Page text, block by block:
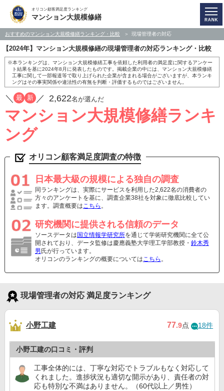
オリコン顧客満足度ランキング
マンション大規模修繕
おすすめのマンション大規模修繕ランキング・比較 現場管理者の対応
【2024年】マンション大規模修繕の現場管理者の対応ランキング・比較
※本ランキングは、マンション大規模修繕工事を依頼した利用者の満足度に関するアンケー
ト結果を基に2024年8月に発表したものです。掲載企業の中には、マンション大規模修繕
工事に関して一部報道等で取り上げられた企業が含まれる場合がございますが、本ランキ
ングはその事実関係や違法性の有無を判断・評価するものではございません。
／ 最 新 ／ 2,622名が選んだ
マンション大規模修繕ランキ
ング
オリコン顧客満足度調査の特徴
日本最大級の規模による独自の調査
同ランキングは、実際にサービスを利用した2,622名の消費者の
方々のアンケートを基に、調査企業38社を対象に徹底比較してい
ます。調査概要はこちら 。
研究機関に提供される信頼のデータ
ソースデータは 国立情報学研究所を通じて学術研究機関に全て公
開されており、データ監修は慶應義塾大学理工学部教授・ 鈴木秀
男 氏が行っています。
オリコンのランキングの概要についてはこちら 。
現場管理者の対応 満足度ランキング
小野工建 77.9点 18件
小野工建の口コミ・評判
工事全体的には、丁寧な対応でトラブルもなく対応して
くれました。進捗状況も適切な開示があり、責任者の対
応も特別な不満はありません。（60代以上／男性）